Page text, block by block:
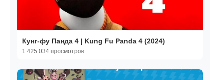
Кунг-фу Панда 4 | Kung Fu Panda 4 (2024)
1 425 034 просмотров